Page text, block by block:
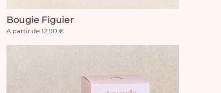
Bougie Figuier
A partir de 12,90 €